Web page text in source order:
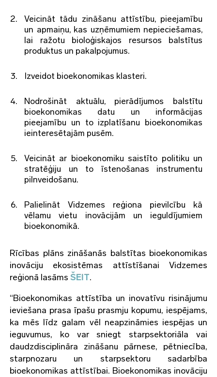
Veicināt tādu zināšanu attīstību, pieejamību
un apmaiņu, kas uzņēmumiem nepieciešamas,
lai ražotu bioloģiskajos resursos balstītus
produktus un pakalpojumus.
Izveidot bioekonomikas klasteri.
Nodrošināt aktuālu, pierādījumos balstītu
bioekonomikas datu un informācijas
pieejamību un to izplatīšanu bioekonomikas
ieinteresētajām pusēm.
Veicināt ar bioekonomiku saistīto politiku un
stratēģiju un to īstenošanas instrumentu
pilnveidošanu.
Palielināt Vidzemes reģiona pievilcību kā
vēlamu vietu inovācijām un ieguldījumiem
bioekonomikā.
Rīcības plāns zināšanās balstītas bioekonomikas
inovāciju ekosistēmas attīstīšanai Vidzemes
reģionā lasāms ŠEIT.
“Bioekonomikas attīstība un inovatīvu risinājumu
ieviešana prasa īpašu prasmju kopumu, iespējams,
ka mēs līdz galam vēl neapzināmies iespējas un
ieguvumus, ko var sniegt starpsektoriāla vai
daudzdisciplināra zināšanu pārnese, pētniecība,
starpnozaru un starpsektoru sadarbība
bioekonomikas attīstībai. Bioekonomikas inovāciju